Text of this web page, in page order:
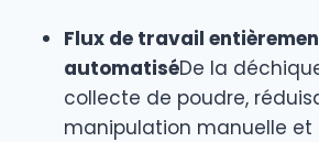
Flux de travail
automatiséDe la
collecte de poudre,
manipulation manuelle